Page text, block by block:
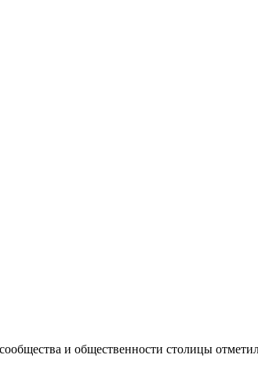
и общественности столицы